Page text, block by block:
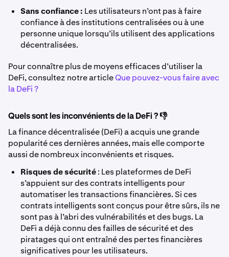
Sans confiance : Les utilisateurs n’ont pas à faire
confiance à des institutions centralisées ou à une
personne unique lorsqu’ils utilisent des applications
décentralisées.
Pour connaître plus de moyens efficaces d’utiliser la
DeFi, consultez notre articleQue pouvez-vous faire avec
la DeFi ?
Quels sont les inconvénients de la DeFi ? 👎
La finance décentralisée (DeFi) a acquis une grande
popularité ces dernières années, mais elle comporte
aussi de nombreux inconvénients et risques.
Risques de sécurité: Les plateformes de DeFi
s’appuient sur des contrats intelligents pour
automatiser les transactions financières. Si ces
contrats intelligents sont conçus pour être sûrs, ils ne
sont pas à l’abri des vulnérabilités et des bugs. La
DeFi a déjà connu des failles de sécurité et des
piratages qui ont entraîné des pertes financières
significatives pour les utilisateurs.